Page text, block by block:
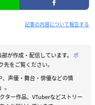
記事の内容について報告する
が作成・配信しています。 ポ
先をご覧ください。
声優・舞台・俳優などの情
ター作品、VTuberなどストリー